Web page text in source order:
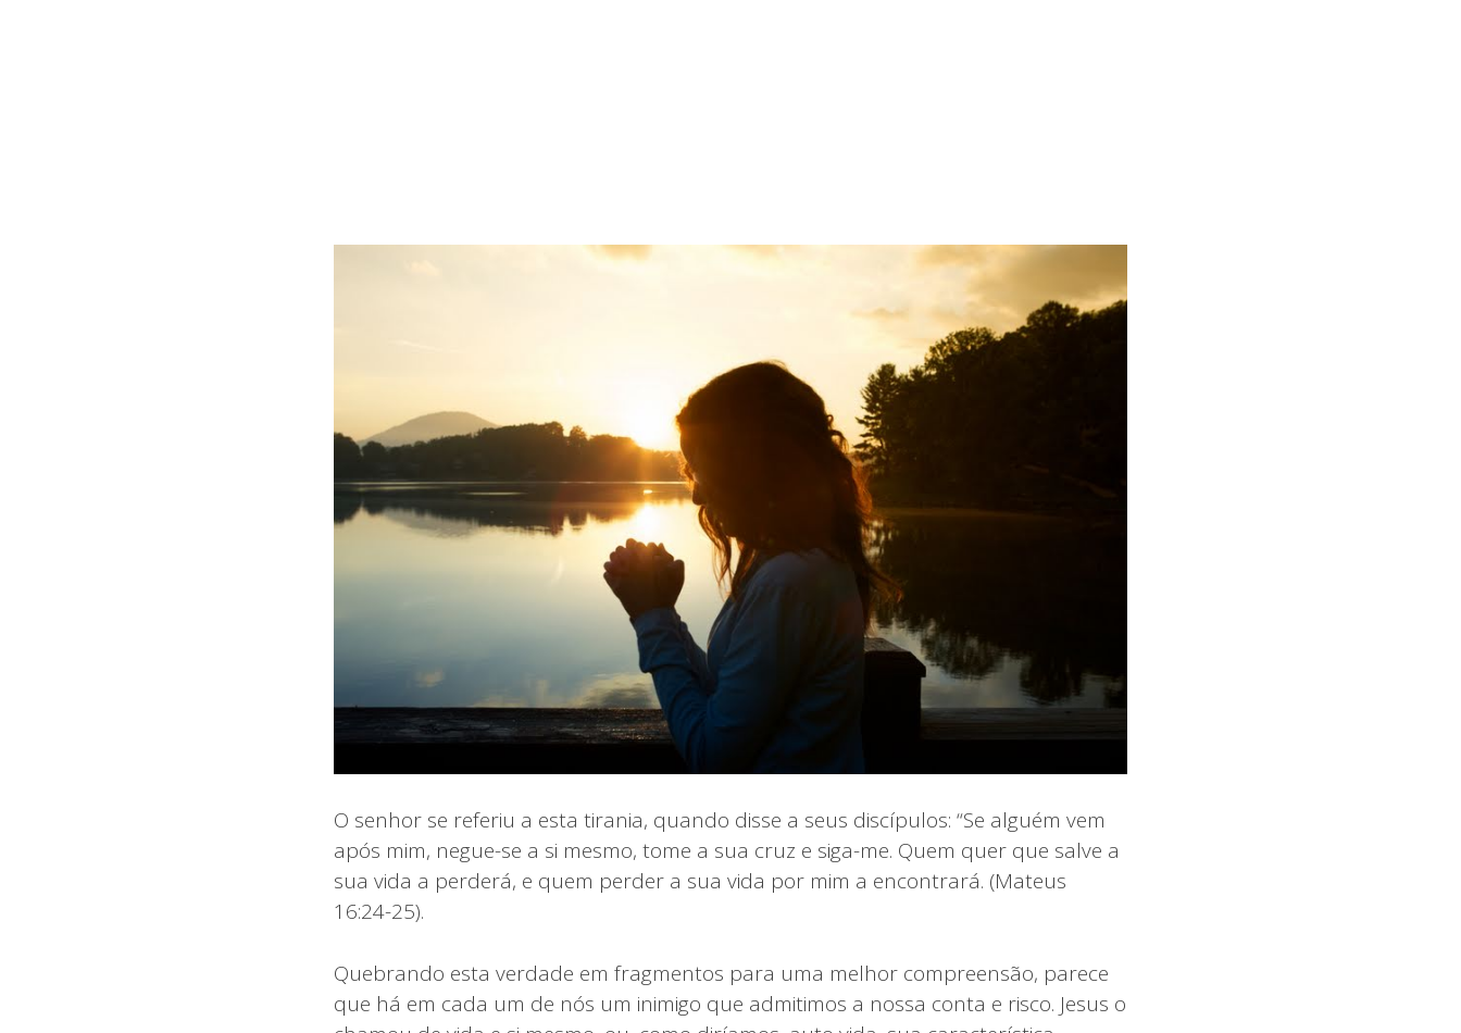
O senhor se referiu a esta tirania, quando disse a seus discípulos: “Se alguém vem
após mim, negue-se a si mesmo, tome a sua cruz e siga-me. Quem quer que salve a
sua vida a perderá, e quem perder a sua vida por mim a encontrará. (Mateus
16:24-25).
Quebrando esta verdade em fragmentos para uma melhor compreensão, parece
que há em cada um de nós um inimigo que admitimos a nossa conta e risco. Jesus o